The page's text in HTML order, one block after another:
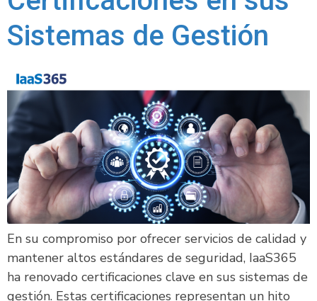
Sistemas de Gestión
En su compromiso por ofrecer servicios de calidad y
mantener altos estándares de seguridad, IaaS365
ha renovado certificaciones clave en sus sistemas de
gestión. Estas certificaciones representan un hito